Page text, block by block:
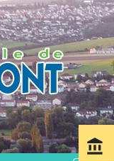
account_balance